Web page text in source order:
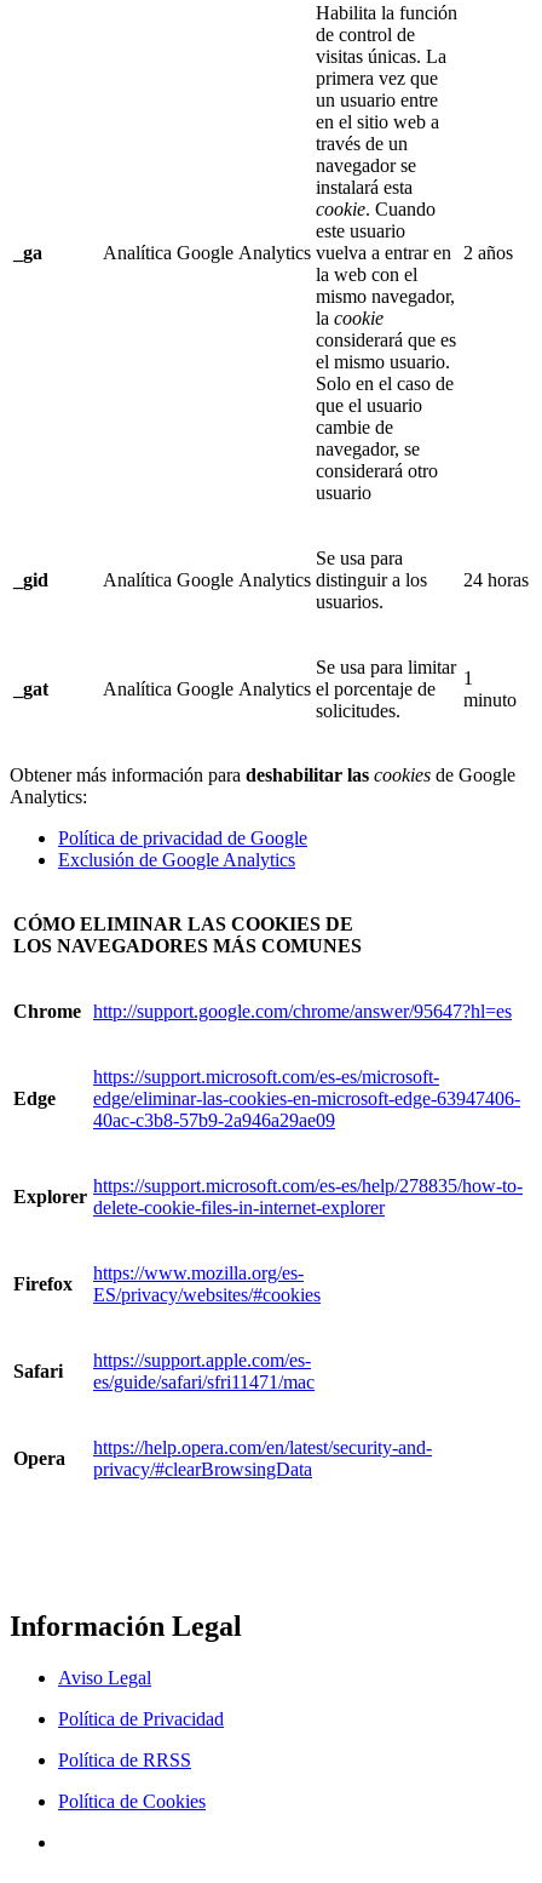
ga Analítica Google Analytics
Habilita la función
de control de
visitas únicas. La
primera vez que
un usuario entre
en el sitio web a
través de un
navegador se
instalará esta
cookie. Cuando
este usuario
vuelva a entrar en
la web con el
mismo navegador,
la cookie
considerará que es
el mismo usuario.
Solo en el caso de
que el usuario
cambie de
navegador, se
considerará otro
usuario
2 años
gid Analítica Google Analytics
Se usa para
distinguir a los
usuarios.
24 horas
gat Analítica Google Analytics
Se usa para limitar
el porcentaje de
solicitudes.
1
minuto
Obtener más información para deshabilitar las cookies de Google
Analytics:
Política de privacidad de Google
Exclusión de Google Analytics
CÓMO ELIMINAR LAS COOKIES DE
LOS NAVEGADORES MÁS COMUNES
Chrome http://support.google.com/chrome/answer/95647?hl=es
Edge
https://support.microsoft.com/es-es/microsoft-
edge/eliminar-las-cookies-en-microsoft-edge-63947406-
40ac-c3b8-57b9-2a946a29ae09
Explorer
https://support.microsoft.com/es-es/help/278835/how-to-
delete-cookie-files-in-internet-explorer
Firefox
https://www.mozilla.org/es-
ES/privacy/websites/#cookies
Safari
https://support.apple.com/es-
es/guide/safari/sfri11471/mac
Opera
https://help.opera.com/en/latest/security-and-
privacy/#clearBrowsingData
Información Legal
Aviso Legal
Política de Privacidad
Política de RRSS
Política de Cookies